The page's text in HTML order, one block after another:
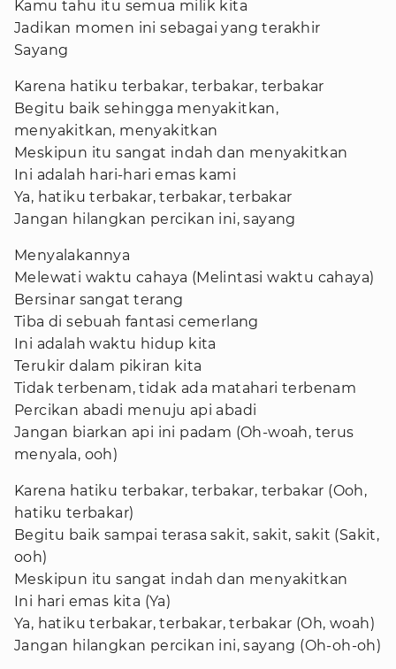
Kamu tahu itu semua milik kita
Jadikan momen ini sebagai yang terakhir
Sayang
Karena hatiku terbakar, terbakar, terbakar
Begitu baik sehingga menyakitkan,
menyakitkan, menyakitkan
Meskipun itu sangat indah dan menyakitkan
Ini adalah hari-hari emas kami
Ya, hatiku terbakar, terbakar, terbakar
Jangan hilangkan percikan ini, sayang
Menyalakannya
Melewati waktu cahaya (Melintasi waktu cahaya)
Bersinar sangat terang
Tiba di sebuah fantasi cemerlang
Ini adalah waktu hidup kita
Terukir dalam pikiran kita
Tidak terbenam, tidak ada matahari terbenam
Percikan abadi menuju api abadi
Jangan biarkan api ini padam (Oh-woah, terus
menyala, ooh)
Karena hatiku terbakar, terbakar, terbakar (Ooh,
hatiku terbakar)
Begitu baik sampai terasa sakit, sakit, sakit (Sakit,
ooh)
Meskipun itu sangat indah dan menyakitkan
Ini hari emas kita (Ya)
Ya, hatiku terbakar, terbakar, terbakar (Oh, woah)
Jangan hilangkan percikan ini, sayang (Oh-oh-oh)